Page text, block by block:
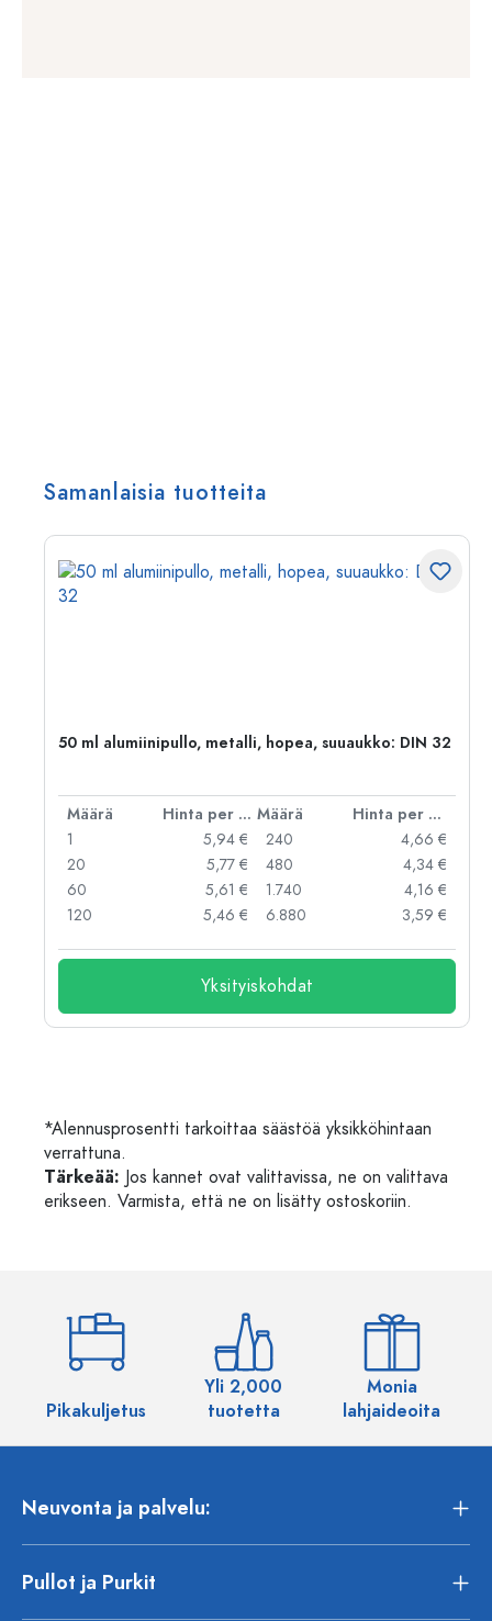
Samanlaisia tuotteita
50 ml alumiinipullo, metalli, hopea, suuaukko: DIN 32
Määrä Hinta per kpl Määrä
Hinta per kpl
1
5,94 €
20
5,77 €
60
5,61 €
120
5,46 €
240
4,66 €
480
4,34 €
1.740
4,16 €
6.880
3,59 €
Yksityiskohdat
*Alennusprosentti tarkoittaa säästöä yksikköhintaan
verrattuna.
Tärkeää: Jos kannet ovat valittavissa, ne on valittava
erikseen. Varmista, että ne on lisätty ostoskoriin.
Pikakuljetus
Yli 2,000
tuotetta
Monia
lahjaideoita
Neuvonta ja palvelu:
Pullot ja Purkit